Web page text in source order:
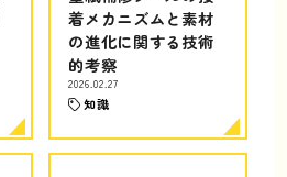
着メカニズムと素材
の進化に関する技術
的考察
2026.02.27
知識